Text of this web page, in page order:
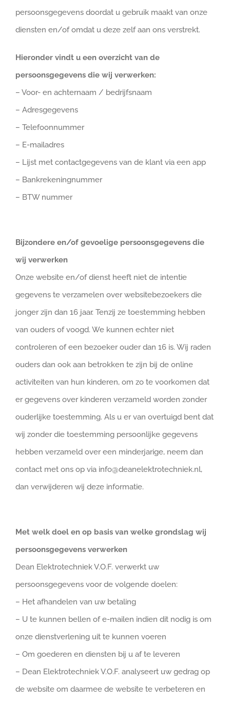
persoonsgegevens doordat u gebruik maakt van onze
diensten en/of omdat u deze zelf aan ons verstrekt.
Hieronder vindt u een overzicht van de
persoonsgegevens die wij verwerken:
– Voor- en achternaam / bedrijfsnaam
– Adresgegevens
– Telefoonnummer
– E-mailadres
– Lijst met contactgegevens van de klant via een app
– Bankrekeningnummer
– BTW nummer
Bijzondere en/of gevoelige persoonsgegevens die
wij verwerken
Onze website en/of dienst heeft niet de intentie
gegevens te verzamelen over websitebezoekers die
jonger zijn dan 16 jaar. Tenzij ze toestemming hebben
van ouders of voogd. We kunnen echter niet
controleren of een bezoeker ouder dan 16 is. Wij raden
ouders dan ook aan betrokken te zijn bij de online
activiteiten van hun kinderen, om zo te voorkomen dat
er gegevens over kinderen verzameld worden zonder
ouderlijke toestemming. Als u er van overtuigd bent dat
wij zonder die toestemming persoonlijke gegevens
hebben verzameld over een minderjarige, neem dan
contact met ons op via info@deanelektrotechniek.nl,
dan verwijderen wij deze informatie.
Met welk doel en op basis van welke grondslag wij
persoonsgegevens verwerken
Dean Elektrotechniek V.O.F. verwerkt uw
persoonsgegevens voor de volgende doelen:
– Het afhandelen van uw betaling
– U te kunnen bellen of e-mailen indien dit nodig is om
onze dienstverlening uit te kunnen voeren
– Om goederen en diensten bij u af te leveren
– Dean Elektrotechniek V.O.F. analyseert uw gedrag op
de website om daarmee de website te verbeteren en